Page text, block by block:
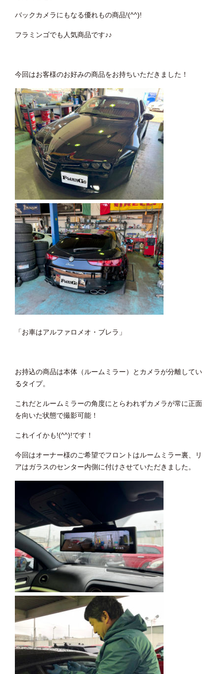
バックカメラにもなる優れもの商品!(^^)!
フラミンゴでも人気商品です♪♪
今回はお客様のお好みの商品をお持ちいただきました！
「お車はアルファロメオ・ブレラ」
お持込の商品は本体（ルームミラー）とカメラが分離してい
るタイプ。
これだとルームミラーの角度にとらわれずカメラが常に正面
を向いた状態で撮影可能！
これイイかも!(^^)!です！
今回はオーナー様のご希望でフロントはルームミラー裏、リ
アはガラスのセンター内側に付けさせていただきました。